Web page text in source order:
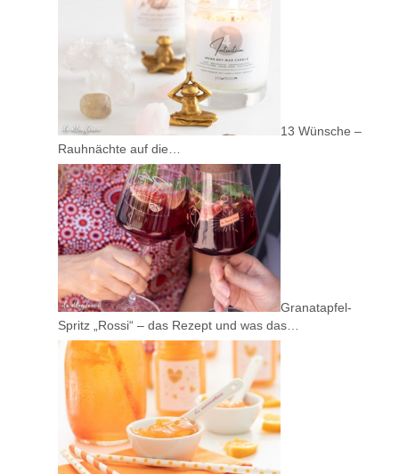
13 Wünsche –
Rauhnächte auf die…
Granatapfel-
Spritz „Rossi“ – das Rezept und was das…